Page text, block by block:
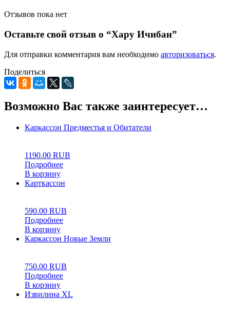
Отзывов пока нет
Оставьте свой отзыв о “Хару Ичибан”
Для отправки комментария вам необходимо авторизоваться.
Поделиться
Возможно Вас также заинтересует…
Каркассон Предместья и Обитатели
1190.00 RUB
Подробнее
В корзину
Карткассон
590.00 RUB
Подробнее
В корзину
Каркассон Новые Земли
750.00 RUB
Подробнее
В корзину
Извилина XL